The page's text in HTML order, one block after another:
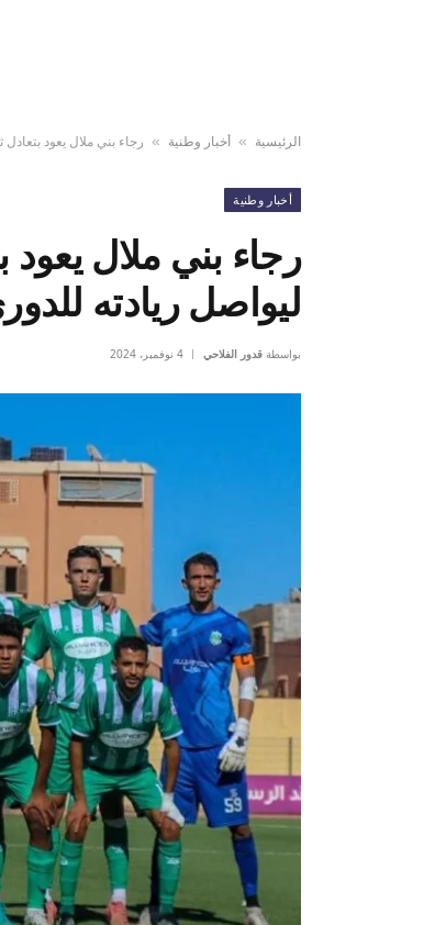
الرئيسية » أخبار وطنية » رجاء بني ملال يعود
أخبار وطنية
رجاء بني ملال يعود
ليواصل ريادته
بواسطة قدور الفلاحي 4 نوفمبر، 2024